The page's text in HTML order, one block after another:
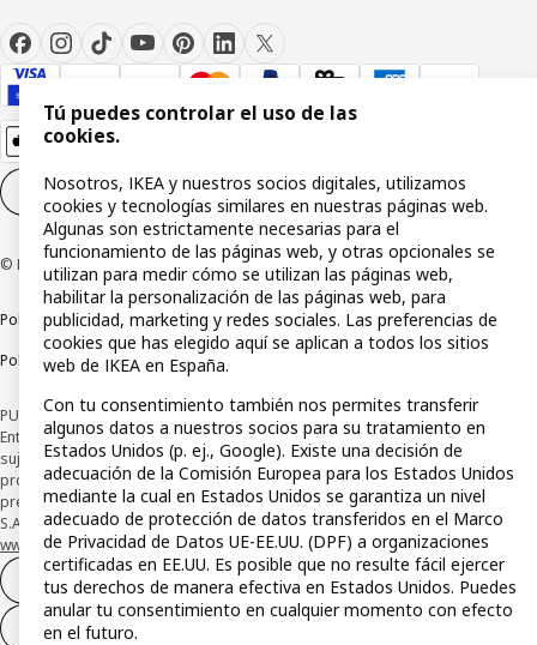
Configuración de cookies ES
© Inter IKEA Systems B.V 1999-2026
Política de privacidadPolítica de cookiesTérminos y condiciones
Política de divulgación responsable
PUBLICIDAD: *Financiación a través de la tarjeta IKEA VISA emitida por la
Entidad de Pago híbrida CaixaBank Payments & Consumer, E.F.C., E.P., S.A.U., y
sujeta a su organización. La entidad ha escogido como sistema de
protección de los fondos recibidos de usuarios de servicios de pago que
presta su depósito en una cuenta bancaria separada abierta en CaixaBank,
S.A. Conoce más acerca de las formas de pago de tu tarjeta aquí:
www.caixabankpc.com/es/productos. ​
Desistimiento del contrato
Desistimiento de solo servicios
Tú puedes controlar el uso de las
cookies.
Nosotros, IKEA y nuestros socios digitales, utilizamos
cookies y tecnologías similares en nuestras páginas web.
Algunas son estrictamente necesarias para el
funcionamiento de las páginas web, y otras opcionales se
utilizan para medir cómo se utilizan las páginas web,
habilitar la personalización de las páginas web, para
publicidad, marketing y redes sociales. Las preferencias de
cookies que has elegido aquí se aplican a todos los sitios
web de IKEA en España.
Con tu consentimiento también nos permites transferir
algunos datos a nuestros socios para su tratamiento en
Estados Unidos (p. ej., Google). Existe una decisión de
adecuación de la Comisión Europea para los Estados Unidos
mediante la cual en Estados Unidos se garantiza un nivel
adecuado de protección de datos transferidos en el Marco
de Privacidad de Datos UE-EE.UU. (DPF) a organizaciones
certificadas en EE.UU. Es posible que no resulte fácil ejercer
tus derechos de manera efectiva en Estados Unidos. Puedes
anular tu consentimiento en cualquier momento con efecto
en el futuro.